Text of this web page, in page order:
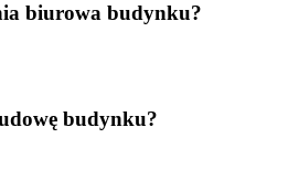
biurowa budynku?
budynku?